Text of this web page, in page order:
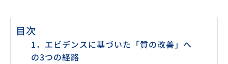
目次
1．エビデンスに基づいた「質の改善」へ
の3つの経路